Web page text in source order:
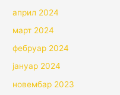
април 2024
март 2024
фебруар 2024
јануар 2024
новембар 2023